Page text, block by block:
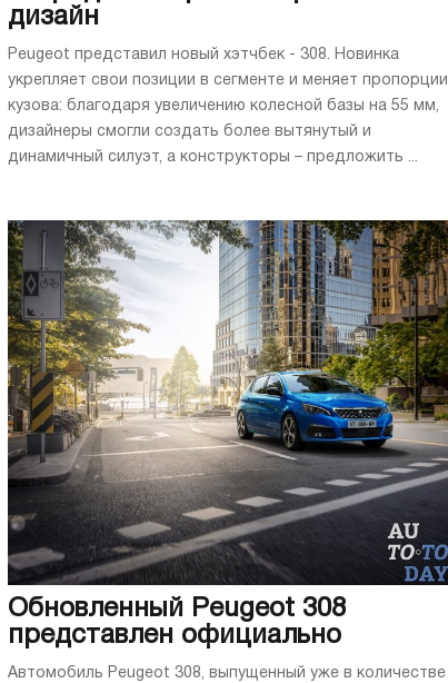
дизайн
Peugeot представил новый хэтчбек - 308. Новинка
укрепляет свои позиции в сегменте и меняет пропорции
кузова: благодаря увеличению колесной базы на 55 мм,
дизайнеры смогли создать более вытянутый и
динамичный силуэт, а конструкторы – предложить ...
Обновленный Peugeot 308
представлен официально
Автомобиль Peugeot 308, выпущенный уже в количестве